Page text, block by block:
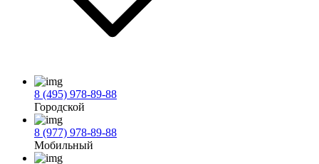
8 (495) 978-89-88
Городской
8 (977) 978-89-88
Мобильный